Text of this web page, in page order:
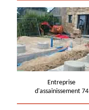
Entreprise
d'assainissement 74